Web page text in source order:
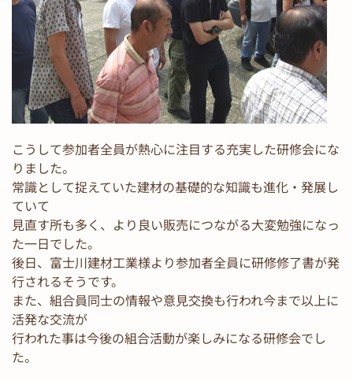
こうして参加者全員が熱心に注目する充実した研修会にな
りました。
常識として捉えていた建材の基礎的な知識も進化・発展し
ていて
見直す所も多く、より良い販売につながる大変勉強になっ
た一日でした。
後日、富士川建材工業様より参加者全員に研修修了書が発
行されるそうです。
また、組合員同士の情報や意見交換も行われ今まで以上に
活発な交流が
行われた事は今後の組合活動が楽しみになる研修会でし
た。